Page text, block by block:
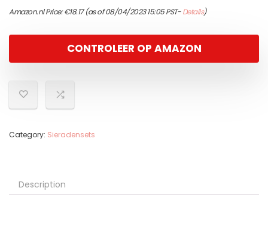
Amazon.nl Price:€18.17(as of 08/04/2023 15:05 PST-Details)
CONTROLEER OP AMAZON
Category: Sieradensets
Description